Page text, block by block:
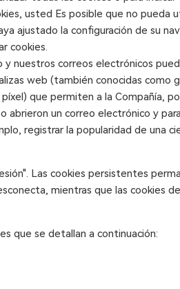
usted Es posible que no pueda
ajustado la configuración de su
cookies.
y nuestros correos electrónicos
web (también conocidas como
que permiten a la Compañía,
abrieron un correo electrónico y
registrar la popularidad de una
Las cookies persistentes
mientras que las cookies
que se detallan a continuación: